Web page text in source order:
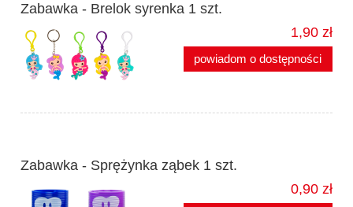
Zabawka - Brelok syrenka 1 szt.
1,90 zł
powiadom o dostępności
Zabawka - Sprężynka ząbek 1 szt.
0,90 zł